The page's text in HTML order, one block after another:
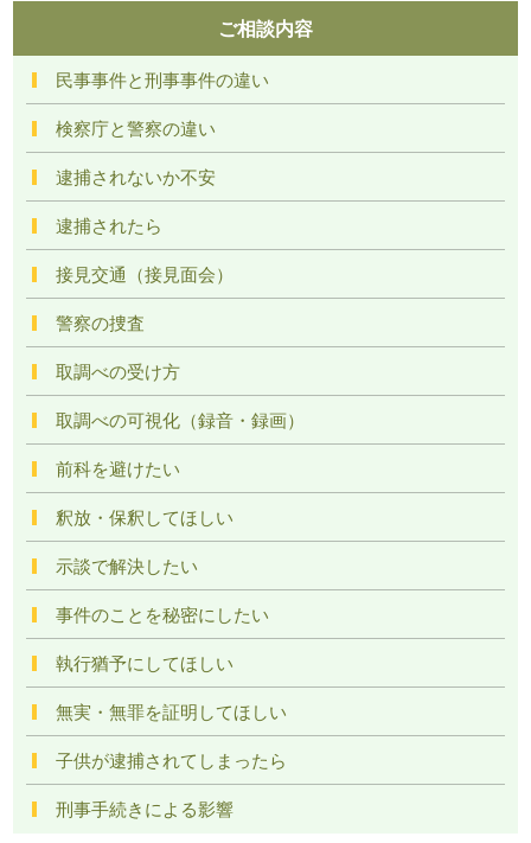
ご相談内容
民事事件と刑事事件の違い
検察庁と警察の違い
逮捕されないか不安
逮捕されたら
接見交通（接見面会）
警察の捜査
取調べの受け方
取調べの可視化（録音・録画）
前科を避けたい
釈放・保釈してほしい
示談で解決したい
事件のことを秘密にしたい
執行猶予にしてほしい
無実・無罪を証明してほしい
子供が逮捕されてしまったら
刑事手続きによる影響